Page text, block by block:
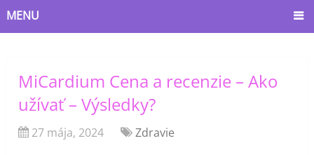
MENU
MiCardium Cena a recenzie – Ako
užívať – Výsledky?
27 mája, 2024
Zdravie